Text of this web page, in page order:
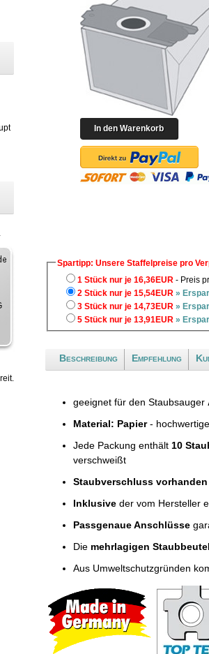
Spartipp: Unsere Staffelpreise pro
1 Stück nur je 16,36EUR - Preis
2 Stück nur je 15,54EUR »
3 Stück nur je 14,73EUR »
5 Stück nur je 13,91EUR »
Beschreibung Empfehlung
geeignet für den Staubsauger
Material: Papier-
Jede Packung enthält 10
verschweißt
Staubverschluss vorhanden
Inklusive der vom Hersteller
Passgenaue Anschlüsse
Die mehrlagigen Staubbeutel
Aus Umweltschutzgründen